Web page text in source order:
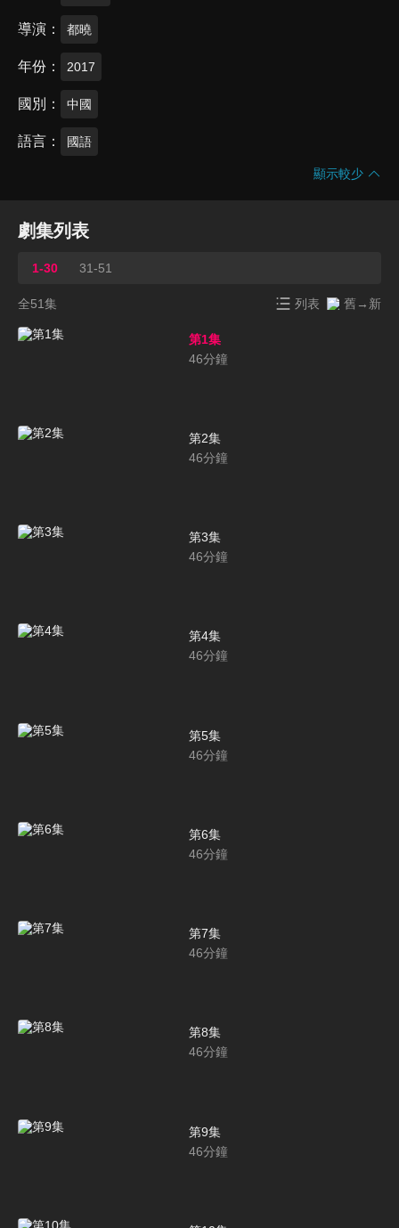
導演 都曉
年份 2017
國別 中國
語言 國語
顯示較少
劇集列表
1-30 31-51
全51集 列表 舊→新
第1集
46分鐘
第2集
46分鐘
第3集
46分鐘
第4集
46分鐘
第5集
46分鐘
第6集
46分鐘
第7集
46分鐘
第8集
46分鐘
第9集
46分鐘